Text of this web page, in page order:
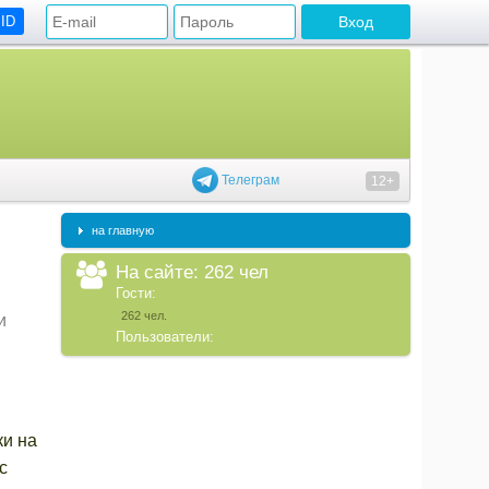
Телеграм 12+
на
на главную
На сайте: 262 чел
Гости:
262 чел.
Пользователи: